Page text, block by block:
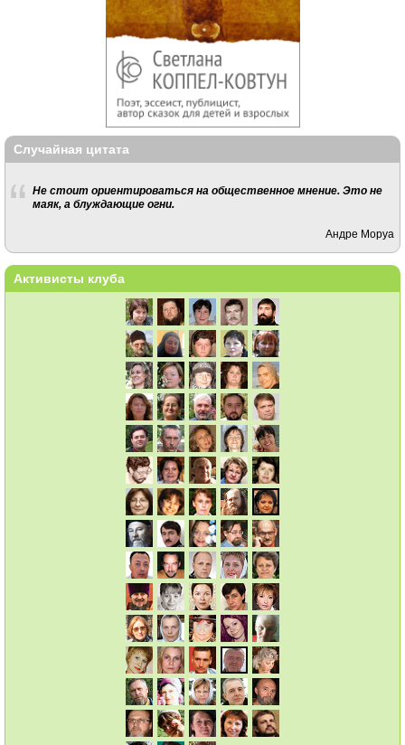
Случайная цитата
Не стоит ориентироваться на общественное мнение. Это не
маяк, а блуждающие огни.
Андре Моруа
Активисты клуба